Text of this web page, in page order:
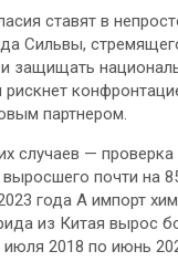
ставят в
Сильвы,
защищать
рискнет
партнером.
случаев — проверка
почти на
года А импорт
из Китая вырос
июля 2018 по июнь